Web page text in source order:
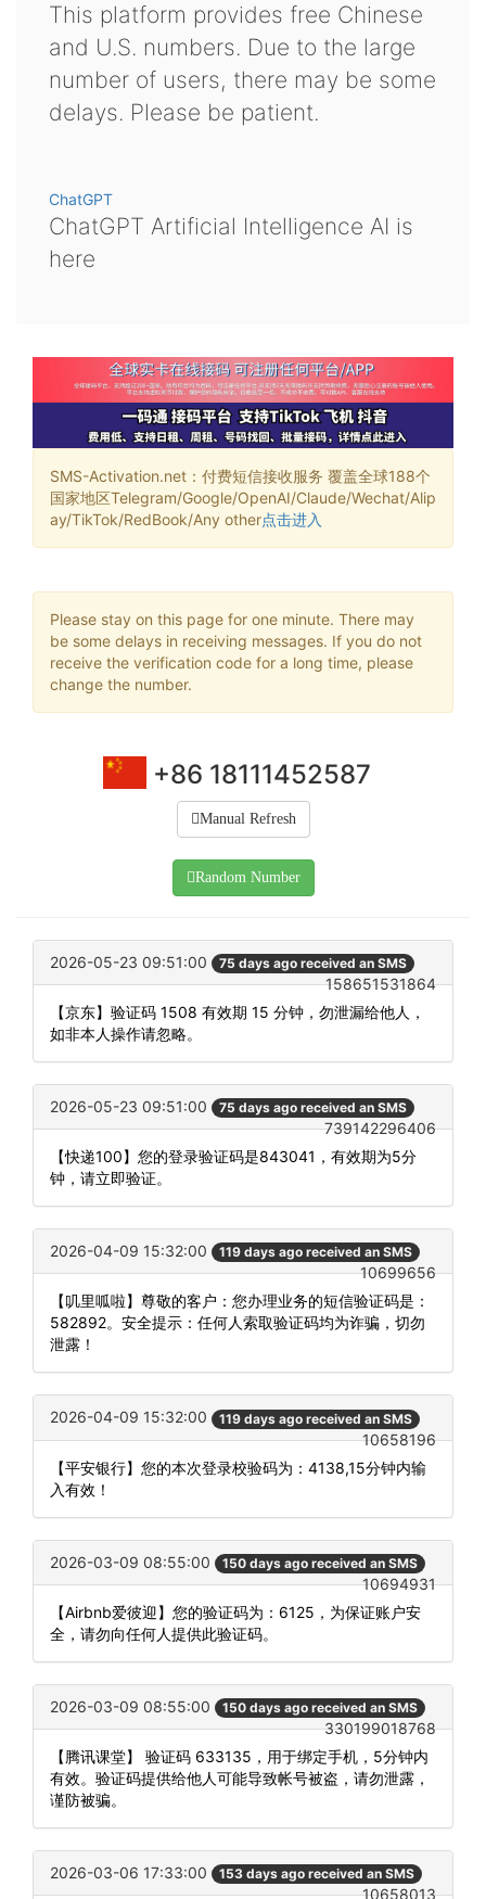
This platform provides free Chinese
and U.S. numbers. Due to the large
number of users, there may be some
delays. Please be patient.
ChatGPT
ChatGPT Artificial Intelligence AI is
here
SMS-Activation.net：付费短信接收服务 覆盖全球188个
国家地区Telegram/Google/OpenAI/Claude/Wechat/Alip
ay/TikTok/RedBook/Any other点击进入
Please stay on this page for one minute. There may
be some delays in receiving messages. If you do not
receive the verification code for a long time, please
change the number.
+86 18111452587
Manual Refresh
Random Number
2026-05-23 09:51:00 75 days ago received an SMS
158651531864
【京东】验证码 1508 有效期 15 分钟，勿泄漏给他人，
如非本人操作请忽略。
2026-05-23 09:51:00 75 days ago received an SMS
739142296406
【快递100】您的登录验证码是843041，有效期为5分
钟，请立即验证。
2026-04-09 15:32:00 119 days ago received an SMS
10699656
【叽里呱啦】尊敬的客户：您办理业务的短信验证码是：
582892。安全提示：任何人索取验证码均为诈骗，切勿
泄露！
2026-04-09 15:32:00 119 days ago received an SMS
10658196
【平安银行】您的本次登录校验码为：4138,15分钟内输
入有效！
2026-03-09 08:55:00 150 days ago received an SMS
10694931
【Airbnb爱彼迎】您的验证码为：6125，为保证账户安
全，请勿向任何人提供此验证码。
2026-03-09 08:55:00 150 days ago received an SMS
330199018768
【腾讯课堂】 验证码 633135，用于绑定手机，5分钟内
有效。验证码提供给他人可能导致帐号被盗，请勿泄露，
谨防被骗。
2026-03-06 17:33:00 153 days ago received an SMS
10658013